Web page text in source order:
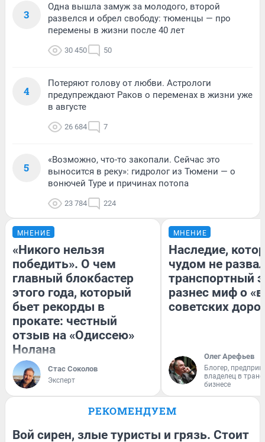
3
Одна вышла замуж за молодого, второй
развелся и обрел свободу: тюменцы — про
перемены в жизни после 40 лет
30 450 50
4
Потеряют голову от любви. Астрологи
предупреждают Раков о переменах в жизни уже
в августе
26 684 7
5
«Возможно, что-то закопали. Сейчас это
выносится в реку»: гидролог из Тюмени — о
вонючей Туре и причинах потопа
23 784 224
МНЕНИЕ
«Никого нельзя
победить». О чем
главный блокбастер
этого года, который
бьет рекорды в
прокате: честный
отзыв на «Одиссею»
Нолана
Стас Соколов
Эксперт
МНЕНИЕ
Наследие,
чудом не
транспортный
разнес миф о
советских
Олег Арефьев
Блогер,
владелец в
бизнесе
РЕКОМЕНДУЕМ
Вой сирен, злые туристы и грязь. Стоит